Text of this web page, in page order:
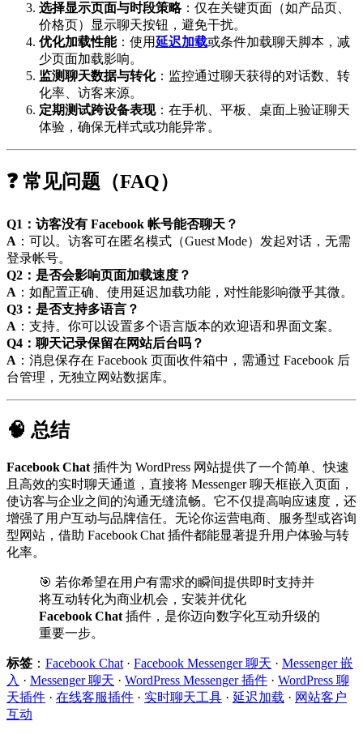
选择显示页面与时段策略：仅在关键页面（如产品页、
价格页）显示聊天按钮，避免干扰。
优化加载性能：使用延迟加载或条件加载聊天脚本，减
少页面加载影响。
监测聊天数据与转化：监控通过聊天获得的对话数、转
化率、访客来源。
定期测试跨设备表现：在手机、平板、桌面上验证聊天
体验，确保无样式或功能异常。
❓ 常见问题（FAQ）
Q1：访客没有 Facebook 帐号能否聊天？
A ：可以。访客可在匿名模式（Guest Mode）发起对话，无需
登录帐号。
Q2：是否会影响页面加载速度？
A ：如配置正确、使用延迟加载功能，对性能影响微乎其微。
Q3：是否支持多语言？
A ：支持。你可以设置多个语言版本的欢迎语和界面文案。
Q4：聊天记录保留在网站后台吗？
A ：消息保存在 Facebook 页面收件箱中，需通过 Facebook 后
台管理，无独立网站数据库。
🧠 总结
Facebook Chat 插件为 WordPress 网站提供了一个简单、快速
且高效的实时聊天通道，直接将 Messenger 聊天框嵌入页面，
使访客与企业之间的沟通无缝流畅。它不仅提高响应速度，还
增强了用户互动与品牌信任。无论你运营电商、服务型或咨询
型网站，借助 Facebook Chat 插件都能显著提升用户体验与转
化率。
🎯 若你希望在用户有需求的瞬间提供即时支持并
将互动转化为商业机会，安装并优化
Facebook Chat 插件，是你迈向数字化互动升级的
重要一步。
标签 ： Facebook Chat · Facebook Messenger 聊天 · Messenger 嵌
入 · Messenger 聊天 · WordPress Messenger 插件 · WordPress 聊
天插件 · 在线客服插件 · 实时聊天工具 · 延迟加载 · 网站客户
互动